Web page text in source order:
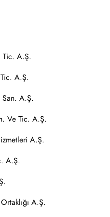
Tic. A.Ş.
A.Ş.
A.Ş.
Ve Tic. A.Ş.
A.Ş.
A.Ş.
A.Ş.